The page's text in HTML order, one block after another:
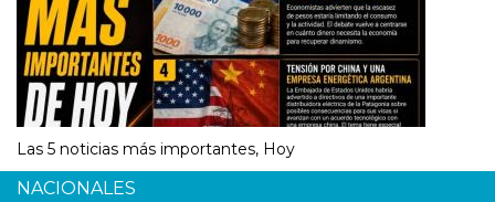
Las 5 noticias más importantes, Hoy
NACIONALES